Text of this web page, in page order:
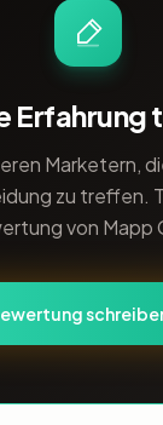
Erfahrung
Marketern,
zu treffen.
von Mapp